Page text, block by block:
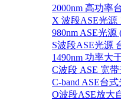
2000nm 高功率
X 波段ASE光源
980nm ASE光源
S波段ASE光源
1490nm 功率大
C波段 ASE 宽
C-band ASE台
O波段ASE放大